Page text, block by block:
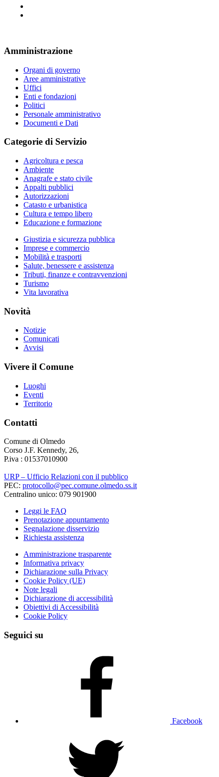
Amministrazione
Organi di governo
Aree amministrative
Uffici
Enti e fondazioni
Politici
Personale amministrativo
Documenti e Dati
Categorie di Servizio
Agricoltura e pesca
Ambiente
Anagrafe e stato civile
Appalti pubblici
Autorizzazioni
Catasto e urbanistica
Cultura e tempo libero
Educazione e formazione
Giustizia e sicurezza pubblica
Imprese e commercio
Mobilità e trasporti
Salute, benessere e assistenza
Tributi, finanze e contravvenzioni
Turismo
Vita lavorativa
Novità
Notizie
Comunicati
Avvisi
Vivere il Comune
Luoghi
Eventi
Territorio
Contatti
Comune di Olmedo
Corso J.F. Kennedy, 26,
P.iva : 01537010900
URP – Ufficio Relazioni con il pubblico
PEC: protocollo@pec.comune.olmedo.ss.it
Centralino unico: 079 901900
Leggi le FAQ
Prenotazione appuntamento
Segnalazione disservizio
Richiesta assistenza
Amministrazione trasparente
Informativa privacy
Dichiarazione sulla Privacy
Cookie Policy (UE)
Note legali
Dichiarazione di accessibilità
Obiettivi di Accessibilità
Cookie Policy
Seguici su
Facebook